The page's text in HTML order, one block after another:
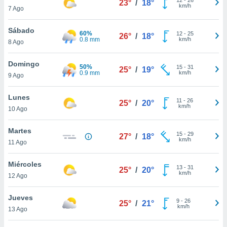
más
nuestra
y
de
disponible
cookies
aceptar
7 Ago
23° / 18°
km/h
Sábado
8 Ago
60%
0.8 mm
26° / 18° 12- 25
km/h
Domingo
9 Ago
50%
0.9 mm
25° / 19° 15- 31
km/h
Lunes
10 Ago
25° / 20° 11 - 26
km/h
Martes
11 Ago
27° / 18° 15- 29
km/h
Miércoles
12 Ago
25° / 20° 13- 31
km/h
Jueves
13 Ago
25° / 21° 9- 26
km/h